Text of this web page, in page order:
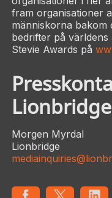
fram organisationer
människorna bakom
bedrifter på världens
Stevie Awards på
Lionbridge
Morgen Myrdal
Lionbridge